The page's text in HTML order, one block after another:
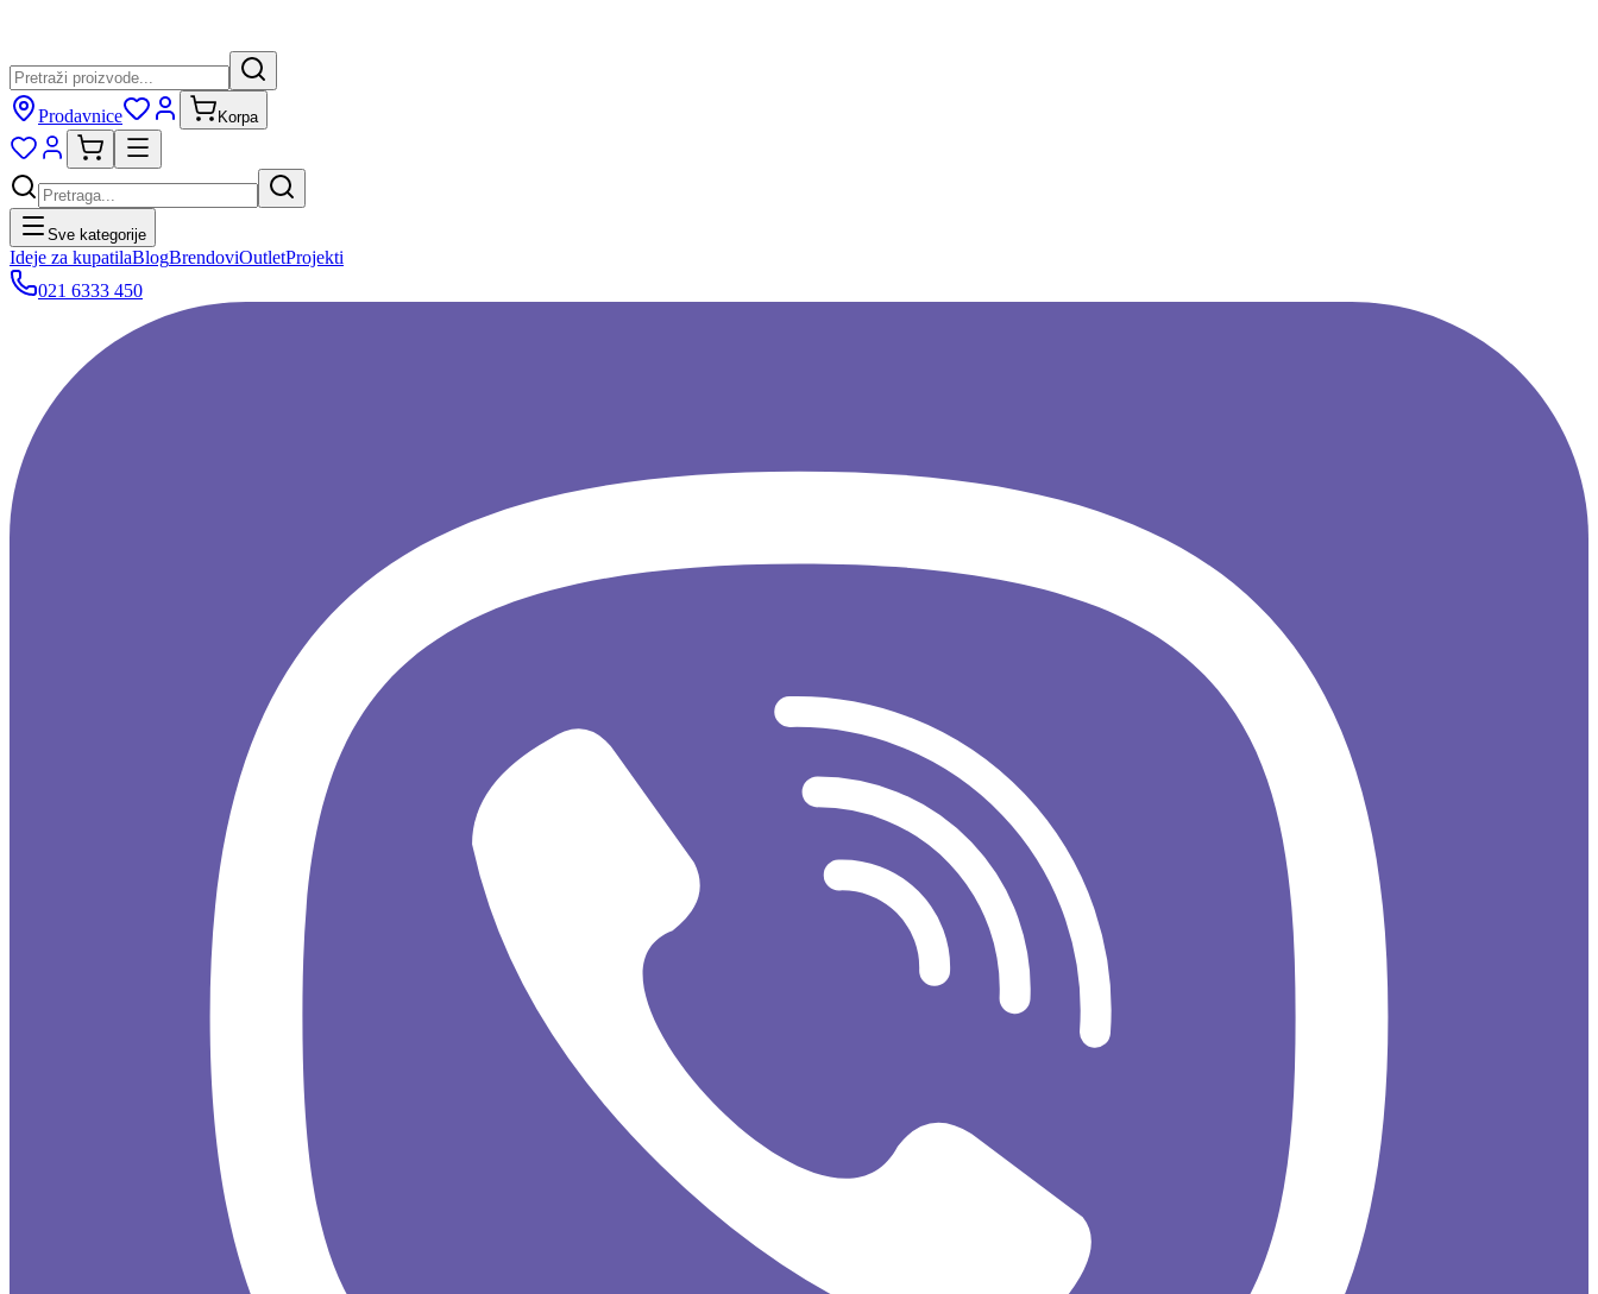
Prodavnice Korpa
Sve kategorije
Ideje za kupatilaBlogBrendoviOutletProjekti
021 6333 450